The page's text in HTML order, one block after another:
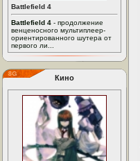
Battlefield 4
Battlefield 4 - продолжение
венценосного мультиплеер-
ориентированного шутера от
первого ли...
Кино